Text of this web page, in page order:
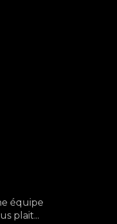
équipe
plait...